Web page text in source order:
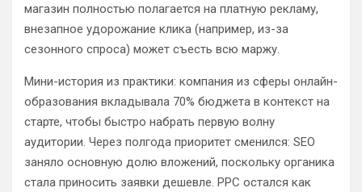
магазин полностью полагается на платную рекламу,
внезапное удорожание клика (например, из-за
сезонного спроса) может съесть всю маржу.
Мини-история из практики: компания из сферы онлайн-
образования вкладывала 70% бюджета в контекст на
старте, чтобы быстро набрать первую волну
аудитории. Через полгода приоритет сменился: SEO
заняло основную долю вложений, поскольку органика
стала приносить заявки дешевле. PPC остался как